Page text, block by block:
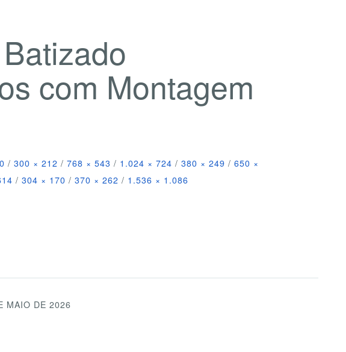
com Montagem
/ 300 × 212 / 768 × 543 / 1.024 × 724 / 380 × 249 / 650 ×
/ 304 × 170 / 370 × 262 / 1.536 × 1.086
MAIO DE 2026